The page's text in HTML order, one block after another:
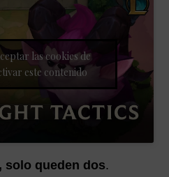
las cookies de
este contenido
solo queden dos.